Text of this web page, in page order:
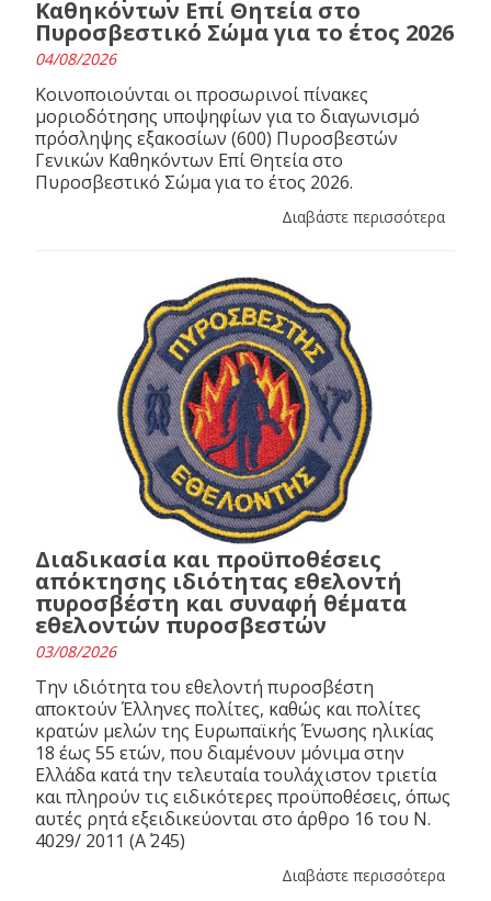
Καθηκόντων Επί Θητεία στο
Πυροσβεστικό Σώμα για το έτος 2026
04/08/2026
Κοινοποιούνται οι προσωρινοί πίνακες
μοριοδότησης υποψηφίων για το διαγωνισμό
πρόσληψης εξακοσίων (600) Πυροσβεστών
Γενικών Καθηκόντων Επί Θητεία στο
Πυροσβεστικό Σώμα για το έτος 2026.
Διαβάστε περισσότερα
Διαδικασία και προϋποθέσεις
απόκτησης ιδιότητας εθελοντή
πυροσβέστη και συναφή θέματα
εθελοντών πυροσβεστών
03/08/2026
Την ιδιότητα του εθελοντή πυροσβέστη
αποκτούν Έλληνες πολίτες, καθώς και πολίτες
κρατών μελών της Ευρωπαϊκής Ένωσης ηλικίας
18 έως 55 ετών, που διαμένουν μόνιμα στην
Ελλάδα κατά την τελευταία τουλάχιστον τριετία
και πληρούν τις ειδικότερες προϋποθέσεις, όπως
αυτές ρητά εξειδικεύονται στο άρθρο 16 του N.
4029/ 2011 (Α΄ 245)
Διαβάστε περισσότερα